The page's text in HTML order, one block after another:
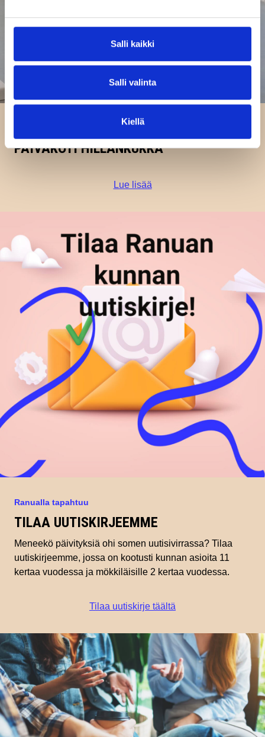
Salli kaikki
Salli valinta
Kiellä
PÄIVÄKOTI HILLANKUKKA
Lue lisää
Ranualla tapahtuu
TILAA UUTISKIRJEEMME
Meneekö päivityksiä ohi somen uutisivirrassa? Tilaa
uutiskirjeemme, jossa on kootusti kunnan asioita 11
kertaa vuodessa ja mökkiläisille 2 kertaa vuodessa.
Tilaa uutiskirje täältä